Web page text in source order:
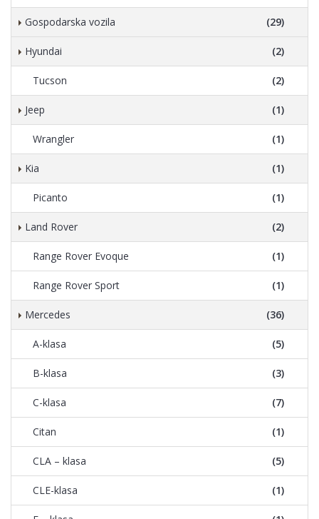
Gospodarska vozila (29)
Hyundai (2)
Tucson (2)
Jeep (1)
Wrangler (1)
Kia (1)
Picanto (1)
Land Rover (2)
Range Rover Evoque (1)
Range Rover Sport (1)
Mercedes (36)
A-klasa (5)
B-klasa (3)
C-klasa (7)
Citan (1)
CLA – klasa (5)
CLE-klasa (1)